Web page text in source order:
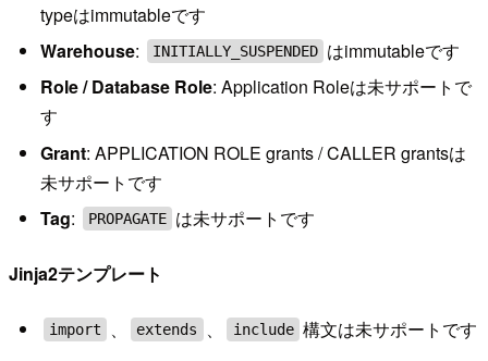
typeはimmutableです
Warehouse: INITIALLY_SUSPENDED はimmutableです
Role / Database Role: Application Roleは未サポートで
す
Grant: APPLICATION ROLE grants / CALLER grantsは
未サポートです
Tag: PROPAGATE は未サポートです
Jinja2テンプレート
import 、 extends 、 include 構文は未サポートです